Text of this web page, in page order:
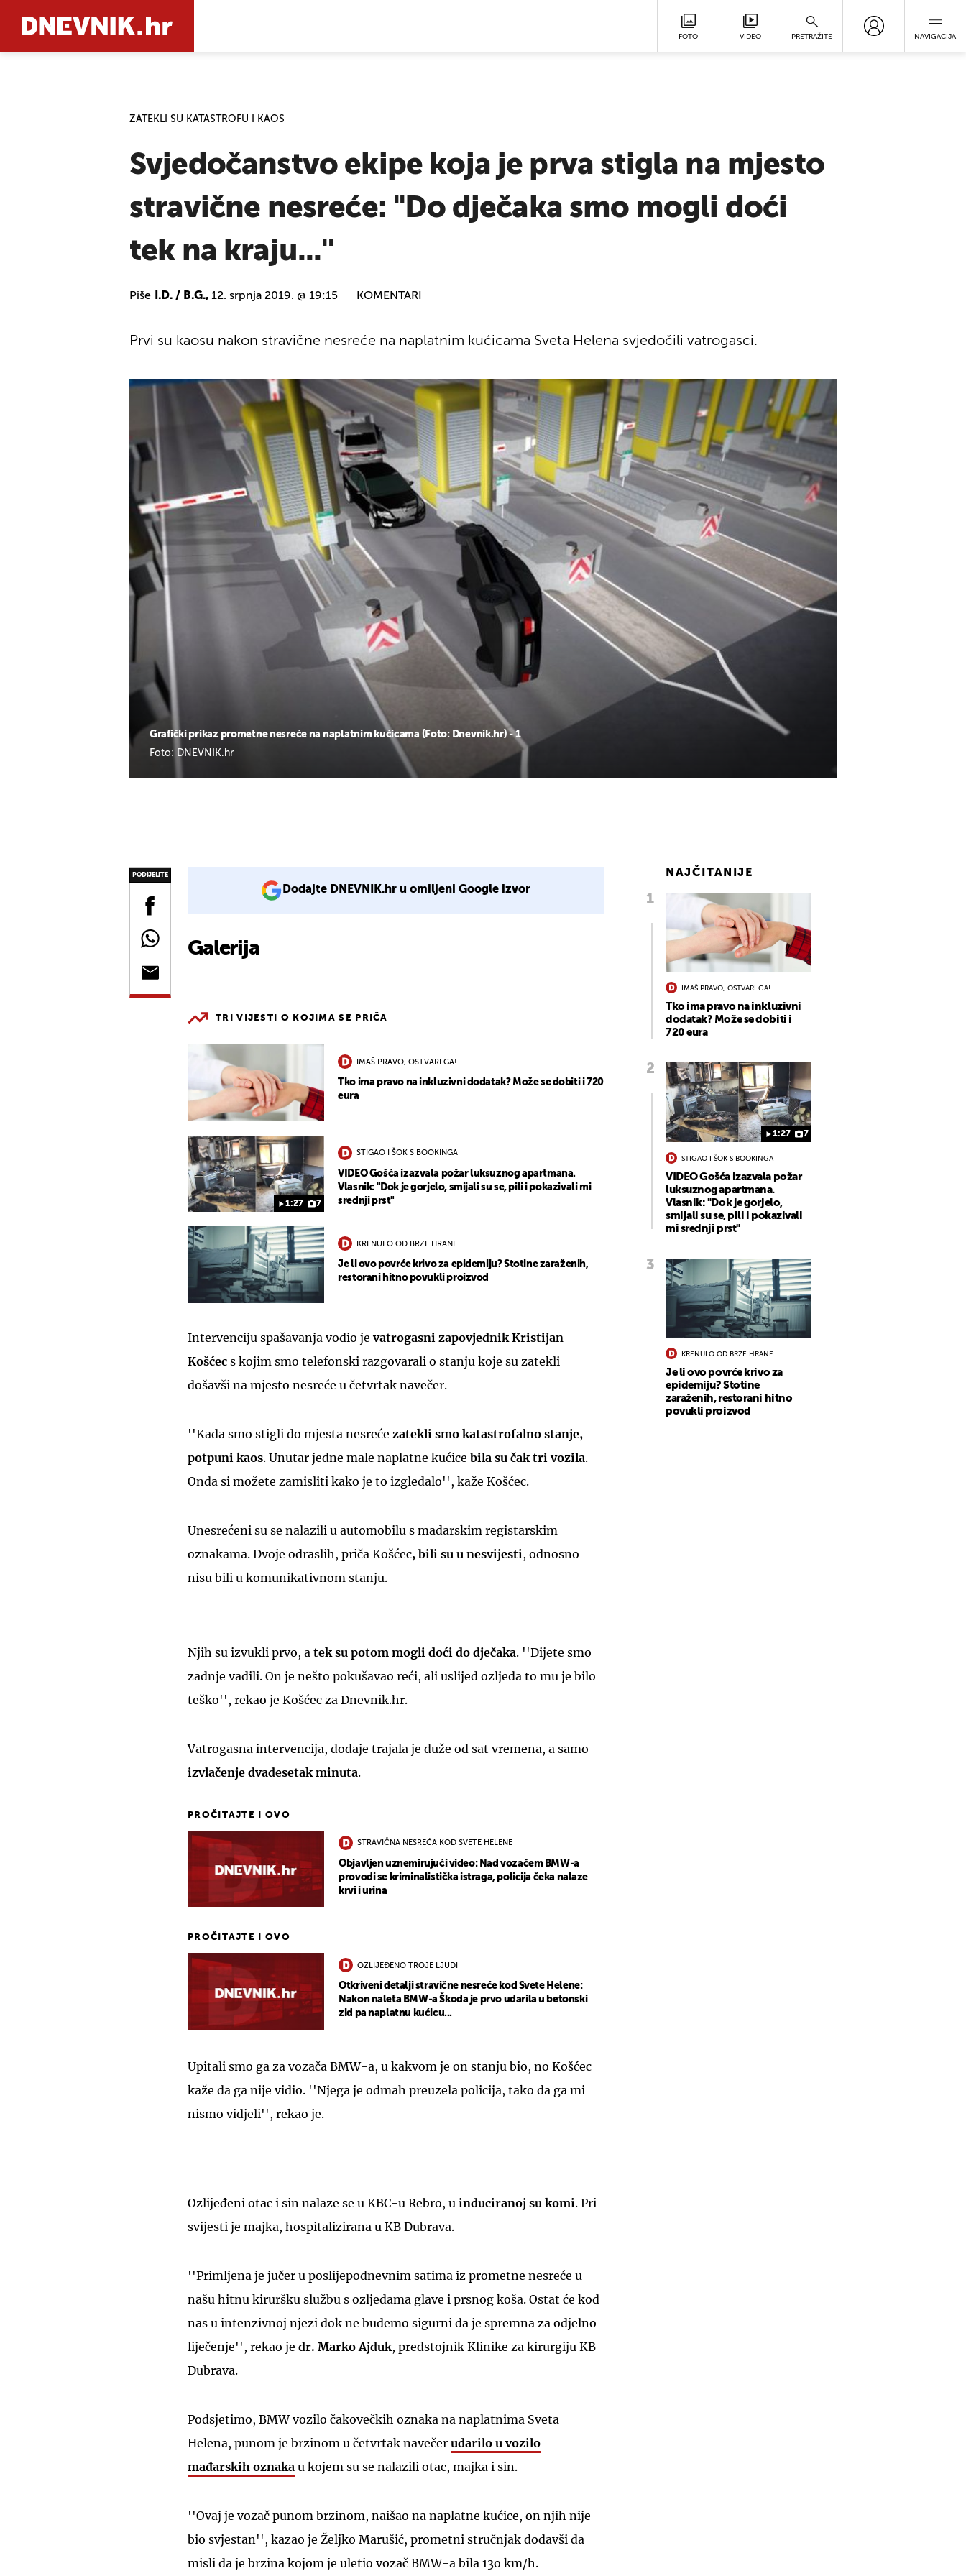
FOTO VIDEO PRETRAŽITE NAVIGACIJA
ZATEKLI SU KATASTROFU I KAOS
Svjedočanstvo ekipe koja je prva stigla na mjesto
stravične nesreće: ''Do dječaka smo mogli doći
tek na kraju...''
Piše I.D. / B.G., 12. srpnja 2019. @ 19:15 KOMENTARI
Grafički prikaz prometne nesreće na naplatnim kućicama (Foto: Dnevnik.hr) - 1
Foto: DNEVNIK.hr
Prvi su kaosu nakon stravične nesreće na naplatnim kućicama Sveta Helena svjedočili vatrogasci.
PODIJELITE
Dodajte DNEVNIK.hr u omiljeni Google izvor
Galerija
TRI VIJESTI O KOJIMA SE PRIČA
IMAŠ PRAVO, OSTVARI GA!
Tko ima pravo na inkluzivni dodatak? Može se dobiti i 720
eura
1:27 7
STIGAO I ŠOK S BOOKINGA
VIDEO Gošća izazvala požar luksuznog apartmana.
Vlasnik: "Dok je gorjelo, smijali su se, pili i pokazivali mi
srednji prst"
KRENULO OD BRZE HRANE
Je li ovo povrće krivo za epidemiju? Stotine zaraženih,
restorani hitno povukli proizvod
Intervenciju spašavanja vodio jevatrogasni zapovjednik Kristijan
Košćec s kojim smo telefonski razgovarali o stanju koje su zatekli
došavši na mjesto nesreće u četvrtak navečer.
''Kada smo stigli do mjesta nesreće zatekli smo katastrofalno stanje,
potpuni kaos. Unutar jedne male naplatne kućice bila su čak tri vozila.
Onda si možete zamisliti kako je to izgledalo'', kaže Košćec.
Unesrećeni su se nalazili u automobilu s mađarskim registarskim
oznakama. Dvoje odraslih, priča Košćec, bili su u nesvijesti, odnosno
nisu bili u komunikativnom stanju.
Njih su izvukli prvo, a tek su potom mogli doći do dječaka. ''Dijete smo
zadnje vadili. On je nešto pokušavao reći, ali uslijed ozljeda to mu je bilo
teško'', rekao je Košćec za Dnevnik.hr.
Vatrogasna intervencija, dodaje trajala je duže od sat vremena, a samo
izvlačenje dvadesetak minuta.
PROČITAJTE I OVO
STRAVIČNA NESREĆA KOD SVETE HELENE
Objavljen uznemirujući video: Nad vozačem BMW-a
provodi se kriminalistička istraga, policija čeka nalaze
krvi i urina
PROČITAJTE I OVO
OZLIJEĐENO TROJE LJUDI
Otkriveni detalji stravične nesreće kod Svete Helene:
Nakon naleta BMW-a Škoda je prvo udarila u betonski
zid pa naplatnu kućicu...
Upitali smo ga za vozača BMW-a, u kakvom je on stanju bio, no Košćec
kaže da ga nije vidio. ''Njega je odmah preuzela policija, tako da ga mi
nismo vidjeli'', rekao je.
Ozlijeđeni otac i sin nalaze se u KBC-u Rebro, u induciranoj su komi. Pri
svijesti je majka, hospitalizirana u KB Dubrava.
''Primljena je jučer u poslijepodnevnim satima iz prometne nesreće u
našu hitnu kiruršku službu s ozljedama glave i prsnog koša. Ostat će kod
nas u intenzivnoj njezi dok ne budemo sigurni da je spremna za odjelno
liječenje'', rekao je dr. Marko Ajduk, predstojnik Klinike za kirurgiju KB
Dubrava.
Podsjetimo, BMW vozilo čakovečkih oznaka na naplatnima Sveta
Helena, punom je brzinom u četvrtak navečer udarilo u vozilo
mađarskih oznaka u kojem su se nalazili otac, majka i sin.
''Ovaj je vozač punom brzinom, naišao na naplatne kućice, on njih nije
bio svjestan'', kazao je Željko Marušić, prometni stručnjak dodavši da
misli da je brzina kojom je uletio vozač BMW-a bila 13o km/h.
NAJČITANIJE
IMAŠ PRAVO, OSTVARI GA!
Tko ima pravo na inkluzivni
dodatak? Može se dobiti i
720 eura
1:27 7
STIGAO I ŠOK S BOOKINGA
VIDEO Gošća izazvala požar
luksuznog apartmana.
Vlasnik: "Dok je gorjelo,
smijali su se, pili i pokazivali
mi srednji prst"
KRENULO OD BRZE HRANE
Je li ovo povrće krivo za
epidemiju? Stotine
zaraženih, restorani hitno
povukli proizvod